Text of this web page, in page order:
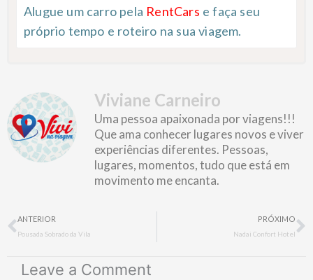
Alugue um carro pela RentCars e faça seu
próprio tempo e roteiro na sua viagem.
Viviane Carneiro
Uma pessoa apaixonada por viagens!!!
Que ama conhecer lugares novos e viver
experiências diferentes. Pessoas,
lugares, momentos, tudo que está em
movimento me encanta.
Prev
ANTERIOR
Pousada Sobrado da Vila
PRÓXIMO
Nadai Confort Hotel
Leave a Comment